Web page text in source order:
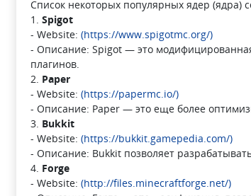
Список некоторых популярных ядер (ядра)
1. Spigot
- Website: (https://www.spigotmc.org/)
- Описание: Spigot — это
плагинов.
2. Paper
- Website: (https://papermc.io/)
- Описание: Paper — это еще более
3. Bukkit
- Website: (https://bukkit.gamepedia.com/)
- Описание: Bukkit позволяет
4. Forge
- Website: (http://files.minecraftforge.net/)